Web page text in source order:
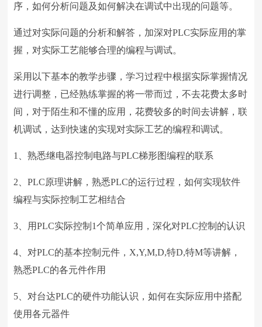
序，如何分析问题及如何解决在调试中出现的问题等。
通过对实际问题的分析和解答，加深对PLC实际应用的掌
握，对实际工艺能够合理的编程与调试。
采用以下基本的教学步骤，学习过程中根据实际掌握情况
进行调整，已经熟练掌握的将一带而过，不去花费太多时
间，对于陌生和不懂的应用，花费较多的时间去讲解，联
机调试，达到快速的实现对实际工艺的编程和调试。
1、熟悉继电器控制电路与PLC梯形图编程的联系
2、PLC原理讲解，熟悉PLC的运行过程，如何实现软件
编程与实际控制工艺相结合
3、用PLC实际控制1个简单应用，深化对PLC控制的认识
4、对PLC的基本控制元件，X,Y,M,D,特D,特M等讲解，
熟悉PLC的各元件作用
5、对台达PLC的硬件功能认识，如何在实际应用中搭配
使用各元器件